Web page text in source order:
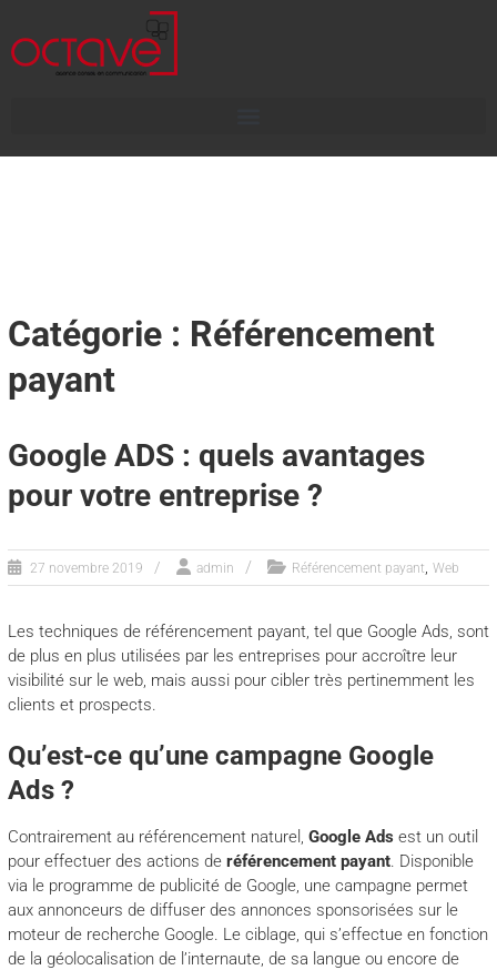
Catégorie : Référencement
payant
Google ADS : quels avantages
pour votre entreprise ?
27 novembre 2019 admin Référencement payant, Web
Les techniques de référencement payant, tel que Google Ads, sont
de plus en plus utilisées par les entreprises pour accroître leur
visibilité sur le web, mais aussi pour cibler très pertinemment les
clients et prospects.
Qu’est-ce qu’une campagne Google
Ads ?
Contrairement au référencement naturel, Google Ads est un outil
pour effectuer des actions de référencement payant. Disponible
via le programme de publicité de Google, une campagne permet
aux annonceurs de diffuser des annonces sponsorisées sur le
moteur de recherche Google. Le ciblage, qui s’effectue en fonction
de la géolocalisation de l’internaute, de sa langue ou encore de